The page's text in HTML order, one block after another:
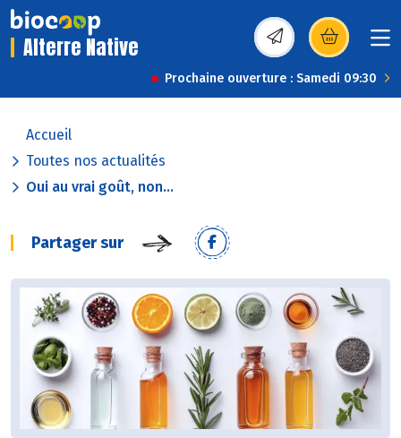
Alterre Native (s’ouvre dans une
Prochaine ouverture : Samedi 09:30
Accueil
Toutes nos actualités
Oui au vrai goût, non...
Partager sur